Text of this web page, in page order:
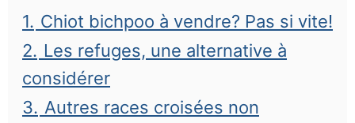
1. Chiot bichpoo à vendre? Pas si vite!
2. Les refuges, une alternative à
considérer
3. Autres races croisées non